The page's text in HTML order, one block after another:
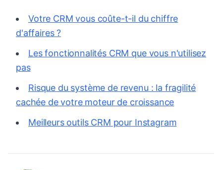
Votre CRM vous coûte-t-il du chiffre
d'affaires ?
Les fonctionnalités CRM que vous n'utilisez
pas
Risque du système de revenu : la fragilité
cachée de votre moteur de croissance
Meilleurs outils CRM pour Instagram